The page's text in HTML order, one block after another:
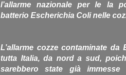
l’allarme nazionale per le la
batterio Escherichia Coli nelle
L’allarme cozze contaminate
tutta Italia, da nord a sud,
sarebbero state già immesse